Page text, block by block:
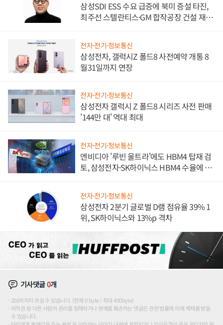
삼성SDI ESS 수요 급증에 북미 증설 타진,
최주선 스텔란티스·GM 합작공장 건설 재추
전자·전기·정보통신
삼성전자, 갤럭시Z 폴드8 사전예약 개통 8
월31일까지 연장
전자·전기·정보통신
삼성전자 갤럭시 Z 폴드8 시리즈 사전 판매
'144만 대' 역대 최대
전자·전기·정보통신
엔비디아 '루빈 울트라'에도 HBM4 탑재 검
토, 삼성전자·SK하이닉스 HBM4 수율에 주
전자·전기·정보통신
삼성전자 2분기 글로벌 D램 점유율 39% 1
위, SK하이닉스와 13%p 격차
기사댓글0개
200자까지 쓰실 수 있습니다. (현재 0 byte / 최대 400byte)
저작권 등 다른 사람의 권리를 침해하거나 명예를 훼손하는 댓글은 관련 법률에 의해 제재를 받을
수 있습니다.